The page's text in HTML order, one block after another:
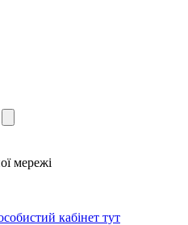
мережі
кабінет тут